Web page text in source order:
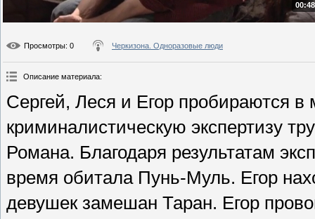
Просмотры: 0 Черкизона. Одноразовые люди
Описание материала:
Сергей, Леся и Егор пробираются в
криминалистическую экспертизу
Романа. Благодаря результатам
время обитала Пунь-Муль. Егор
девушек замешан Таран. Егор